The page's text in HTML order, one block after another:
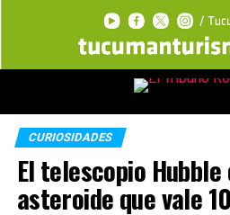
CURIOSIDADES
El telescopio Hubble
asteroide que vale